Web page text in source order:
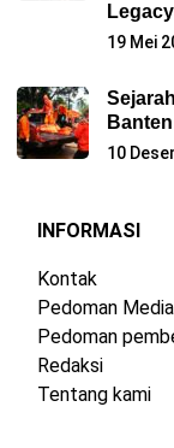
19 Mei
Banten
10
INFORMASI
Kontak
Pedoman
Pedoman
Redaksi
Tentang kami